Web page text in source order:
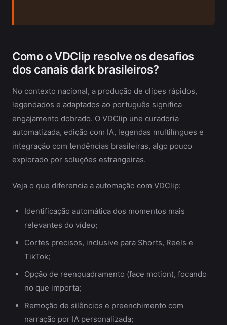
Como o VDClip resolve os desafios
dos canais dark brasileiros?
No contexto nacional, a produção de clipes rápidos,
legendados e adaptados ao português significa
engajamento dobrado. O VDClip une curadoria
automatizada, edição com IA, legendas multilíngues e
integração com tendências brasileiras, algo pouco
explorado por soluções estrangeiras.
Veja o que diferencia a automação com VDClip:
Identificação automática dos momentos mais
relevantes do vídeo;
Cortes precisos, inclusive para Shorts, Reels e
TikTok;
Opção de reenquadramento (face motion), focando
no que importa;
Remoção de silêncios e preenchimento com
narração por IA personalizada;